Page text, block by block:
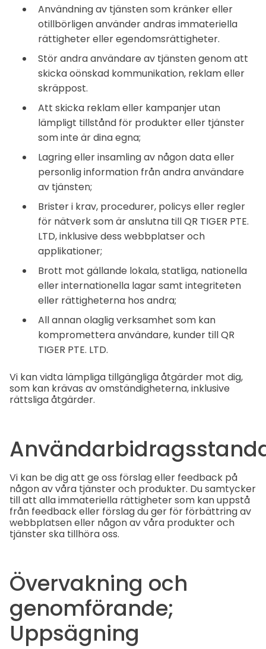
Användning av tjänsten som kränker eller
otillbörligen använder andras immateriella
rättigheter eller egendomsrättigheter.
Stör andra användare av tjänsten genom att
skicka oönskad kommunikation, reklam eller
skräppost.
Att skicka reklam eller kampanjer utan
lämpligt tillstånd för produkter eller tjänster
som inte är dina egna;
Lagring eller insamling av någon data eller
personlig information från andra användare
av tjänsten;
Brister i krav, procedurer, policys eller regler
för nätverk som är anslutna till QR TIGER PTE.
LTD, inklusive dess webbplatser och
applikationer;
Brott mot gällande lokala, statliga, nationella
eller internationella lagar samt integriteten
eller rättigheterna hos andra;
All annan olaglig verksamhet som kan
kompromettera användare, kunder till QR
TIGER PTE. LTD.
Vi kan vidta lämpliga tillgängliga åtgärder mot dig,
som kan krävas av omständigheterna, inklusive
rättsliga åtgärder.
Vi kan be dig att ge oss förslag eller feedback på
någon av våra tjänster och produkter. Du samtycker
till att alla immateriella rättigheter som kan uppstå
från feedback eller förslag du ger för förbättring av
webbplatsen eller någon av våra produkter och
tjänster ska tillhöra oss.
Övervakning och
genomförande;
Uppsägning